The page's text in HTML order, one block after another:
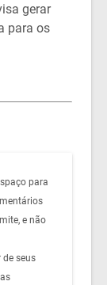
gerar
para os
para
e não
seus